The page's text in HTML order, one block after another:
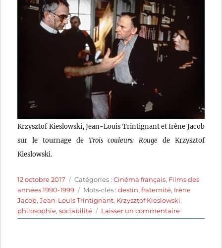
Krzysztof Kieslowski, Jean-Louis Trintignant et Irène Jacob
sur le tournage de Trois couleurs: Rouge de Krzysztof
Kieslowski.
Publié
le
12 octobre 2017 Catégories
Catégories :Cinéma français, Films des
années 1990-1999
Étiquettes
Mots-clés :destin,fraternité, Irène
Jacob,Jean-Louis Trintignant, Krzysztof Kieslowski,
philosophie,sociabilité Laisser un commentairesur
Trois